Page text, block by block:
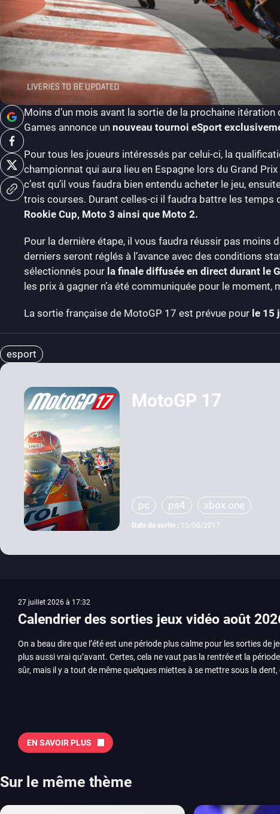
Moins d’un mois avant la sortie de la prochaine
Games annonce un nouveau tournoi eSport
Pour tous les joueurs intéressés par celui-ci, la
championnat qui aura lieu en Espagne lors du Grand
c’est qu’il vous faudra bien entendu acheter le jeu,
trois courses. Durant celles-ci il faudra battre les temps
Rookie Cup, Moto 3 ainsi que Moto 2.
Pour la dernière étape, il vous faudra réussir pas moins
derniers seront réglés à l’avance avec des conditions
sélectionnés pour la finale diffusée en direct durant le
les prix à gagner n’a été communiquée pour le
La sortie française de MotoGP 17 est prévue pour le 15
esport
MotoGP 17
pc ps4 xbox one
Date de sortie : 15/06/2017
27 juillet 2026 à 17:32
Calendrier des sorties jeux vidéo août
On a beau dire que l’été est une période plus calme pour les sorties de
plus aussi vrai qu’avant. Certes, cela ne vaut pas la rentrée et la
sûr, mais il y a tout de même quelques miettes à se mettre sous la
Tokon ou encore Beast of Reincarnation, qui nous montre que Game
chose d’ambitieux que Pokémon. On n’oubliera pas la période de
2026 Vous trouverez ici tous les jeux majeurs qui sortiront au mois de
aussi les jeux de ce mois dans notre page dédiée…
EN SAVOIR PLUS
Sur le même thème